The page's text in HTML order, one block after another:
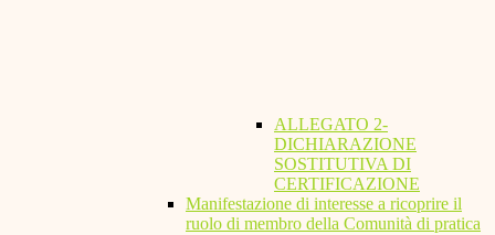
ALLEGATO 2-
DICHIARAZIONE
SOSTITUTIVA DI
CERTIFICAZIONE
Manifestazione di interesse a ricoprire il
ruolo di membro della Comunità di pratica